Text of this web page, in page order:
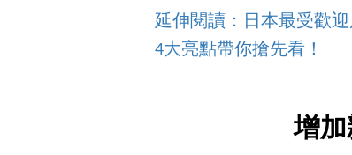
延伸閱讀：日本最受歡
4大亮點帶你搶先看！
增